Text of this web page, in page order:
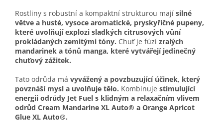
Rostliny s robustní a kompaktní strukturou mají silné
větve a husté, vysoce aromatické, pryskyřičné pupeny,
které uvolňují explozi sladkých citrusových vůní
prokládaných zemitými tóny. Chuť je fúzí zralých
mandarinek a tónů manga, které vytvářejí jedinečný
chuťový zážitek.
Tato odrůda má vyvážený a povzbuzující účinek, který
povznáší mysl a uvolňuje tělo. Kombinuje stimulující
energii odrůdy Jet Fuel s klidným a relaxačním vlivem
odrůd Cream Mandarine XL Auto® a Orange Apricot
Glue XL Auto®.